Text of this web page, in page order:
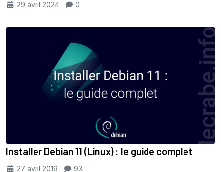
29 avril 2024 0
Installer Debian 11 (Linux) : le guide complet
27 avril 2019 93